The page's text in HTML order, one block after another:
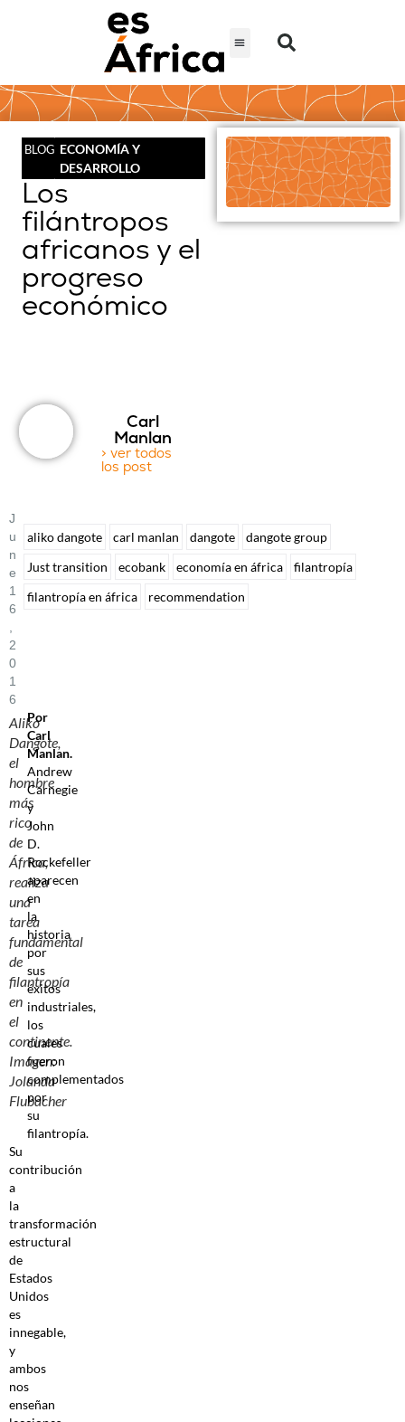
BLOG ECONOMÍA Y
DESARROLLO
Los
filántropos
africanos y el
progreso
económico
Carl
Manlan
> ver todos
los post
J
U
N
E
1
6
2
0
1
6
Aliko
Dangote,
el
hombre
más
rico
de
África,
realiza
una
tarea
fundamental
de
filantropía
en
el
continente.
Imagen:
Jolanda
Flubacher
Por
Carl
Manlan.
Andrew
Carnegie
y
John
D.
Rockefeller
aparecen
en
la
historia
por
sus
éxitos
industriales,
los
cuales
fueron
complementados
por
su
filantropía.
Su
contribución
a
la
transformación
estructural
de
Estados
Unidos
es
innegable,
y
ambos
nos
enseñan
aliko dangote carl manlan dangote
dangote group
Just transition
ecobank economía en áfrica
filantropía
filantropía en áfrica
recommendation